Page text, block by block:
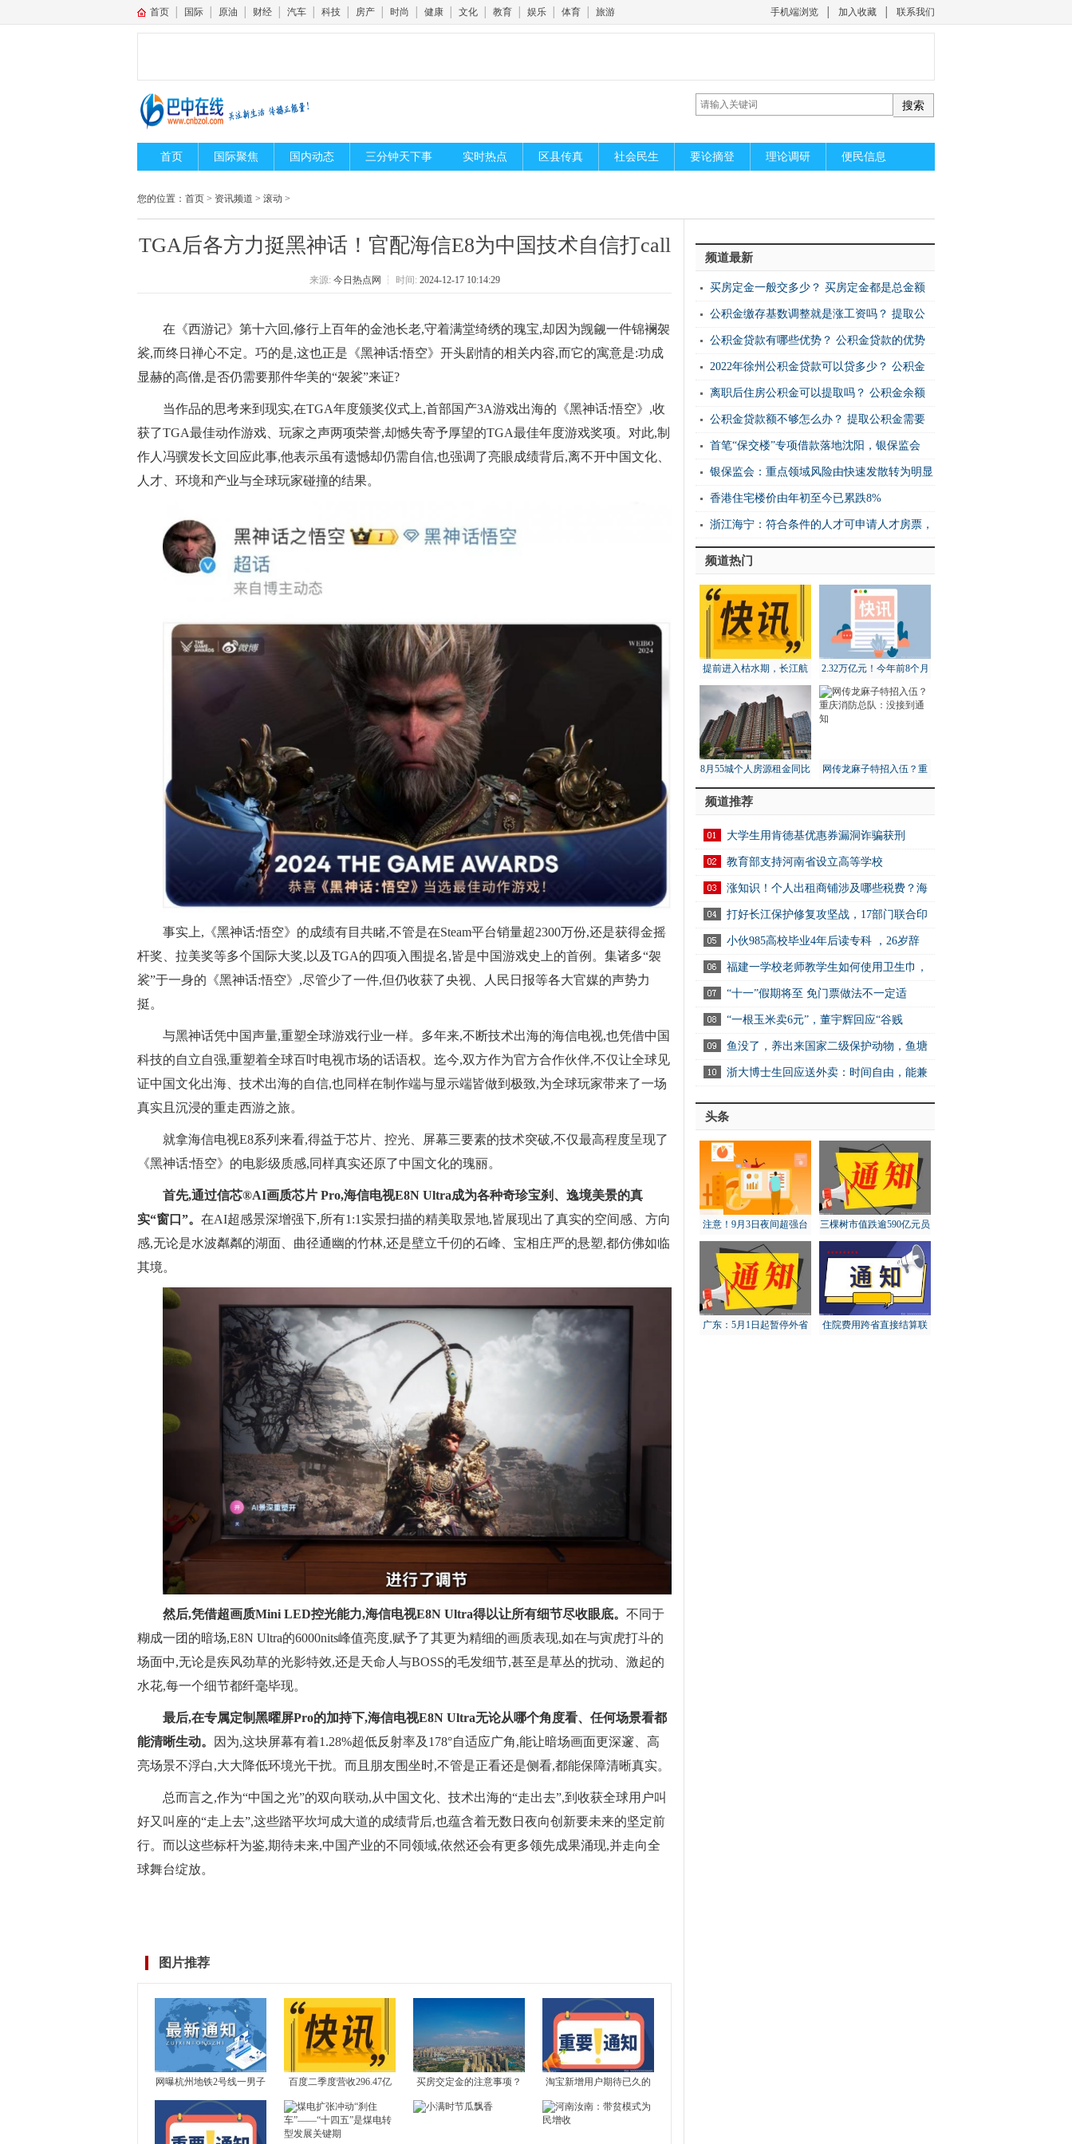
首页 国际 原油 财经 汽车 科技 房产 时尚 健康 文化 教育 娱乐 体育 旅游 手机端浏览 加入收藏 联系我们
首页 国际聚焦 国内动态 三分钟天下事 实时热点 区县传真 社会民生 要论摘登 理论调研 便民信息
您的位置： 首页 > 资讯频道 > 滚动 >
TGA后各方力挺黑神话！官配海信E8为中国技术自信打call
来源: 今日热点网 ┆ 时间: 2024-12-17 10:14:29
在《西游记》第十六回,修行上百年的金池长老,守着满堂绮绣的瑰宝,却因为觊觎一件锦襕袈
裟,而终日禅心不定。巧的是,这也正是《黑神话:悟空》开头剧情的相关内容,而它的寓意是:功成
显赫的高僧,是否仍需要那件华美的“袈裟”来证?
当作品的思考来到现实,在TGA年度颁奖仪式上,首部国产3A游戏出海的《黑神话:悟空》,收
获了TGA最佳动作游戏、玩家之声两项荣誉,却憾失寄予厚望的TGA最佳年度游戏奖项。对此,制
作人冯骥发长文回应此事,他表示虽有遗憾却仍需自信,也强调了亮眼成绩背后,离不开中国文化、
人才、环境和产业与全球玩家碰撞的结果。
事实上,《黑神话:悟空》的成绩有目共睹,不管是在Steam平台销量超2300万份,还是获得金摇
杆奖、拉美奖等多个国际大奖,以及TGA的四项入围提名,皆是中国游戏史上的首例。集诸多“袈
裟”于一身的《黑神话:悟空》,尽管少了一件,但仍收获了央视、人民日报等各大官媒的声势力
挺。
与黑神话凭中国声量,重塑全球游戏行业一样。多年来,不断技术出海的海信电视,也凭借中国
科技的自立自强,重塑着全球百吋电视市场的话语权。迄今,双方作为官方合作伙伴,不仅让全球见
证中国文化出海、技术出海的自信,也同样在制作端与显示端皆做到极致,为全球玩家带来了一场
真实且沉浸的重走西游之旅。
就拿海信电视E8系列来看,得益于芯片、控光、屏幕三要素的技术突破,不仅最高程度呈现了
《黑神话:悟空》的电影级质感,同样真实还原了中国文化的瑰丽。
首先,通过信芯®AI画质芯片 Pro,海信电视E8N Ultra成为各种奇珍宝刹、逸境美景的真
实“窗口”。 在AI超感景深增强下,所有1:1实景扫描的精美取景地,皆展现出了真实的空间感、方向
感,无论是水波粼粼的湖面、曲径通幽的竹林,还是壁立千仞的石峰、宝相庄严的悬塑,都仿佛如临
其境。
然后,凭借超画质Mini LED控光能力,海信电视E8N Ultra得以让所有细节尽收眼底。 不同于
糊成一团的暗场,E8N Ultra的6000nits峰值亮度,赋予了其更为精细的画质表现,如在与寅虎打斗的
场面中,无论是疾风劲草的光影特效,还是天命人与BOSS的毛发细节,甚至是草丛的扰动、激起的
水花,每一个细节都纤毫毕现。
最后,在专属定制黑曜屏Pro的加持下,海信电视E8N Ultra无论从哪个角度看、任何场景看都
能清晰生动。
因为,这块屏幕有着1.28%超低反射率及178°自适应广角,能让暗场画面更深邃、高
亮场景不浮白,大大降低环境光干扰。而且朋友围坐时,不管是正看还是侧看,都能保障清晰真实。
总而言之,作为“中国之光”的双向联动,从中国文化、技术出海的“走出去”,到收获全球用户叫
好又叫座的“走上去”,这些踏平坎坷成大道的成绩背后,也蕴含着无数日夜向创新要未来的坚定前
行。而以这些标杆为鉴,期待未来,中国产业的不同领域,依然还会有更多领先成果涌现,并走向全
球舞台绽放。
图片推荐
网曝杭州地铁2号线一男子
突然跪地学“狗叫”，还到
百度二季度营收296.47亿
元，广告收入超预期
买房交定金的注意事项？
交定金要注意什么问题？
淘宝新增用户期待已久的
官方“比价”功能
频道最新
买房定金一般交多少？ 买房定金都是总金额
公积金缴存基数调整就是涨工资吗？ 提取公
公积金贷款有哪些优势？ 公积金贷款的优势
2022年徐州公积金贷款可以贷多少？ 公积金
离职后住房公积金可以提取吗？ 公积金余额
公积金贷款额不够怎么办？ 提取公积金需要
首笔“保交楼”专项借款落地沈阳，银保监会
银保监会：重点领域风险由快速发散转为明显
香港住宅楼价由年初至今已累跌8%
浙江海宁：符合条件的人才可申请人才房票，
频道热门
提前进入枯水期，长江航
道局全面部署维护工作
2.32万亿元！今年前8个月
北京地区进出口增长18.3%
8月55城个人房源租金同比
降1%，租赁市场量价齐跌
网传龙麻子特招入伍？重
庆消防总队：没接到通知
频道推荐
大学生用肯德基优惠券漏洞诈骗获刑
教育部支持河南省设立高等学校
涨知识！个人出租商铺涉及哪些税费？海
打好长江保护修复攻坚战，17部门联合印
小伙985高校毕业4年后读专科 ，26岁辞
福建一学校老师教学生如何使用卫生巾，
“十一”假期将至 免门票做法不一定适
“一根玉米卖6元”，董宇辉回应“谷贱
鱼没了，养出来国家二级保护动物，鱼塘
浙大博士生回应送外卖：时间自由，能兼
头条
注意！9月3日夜间超强台
风“轩岚诺”将进入东海东
南
三棵树市值跌逾590亿元员
工大比例账面浮亏
广东：5月1日起暂停外省
住院费用跨省直接结算联